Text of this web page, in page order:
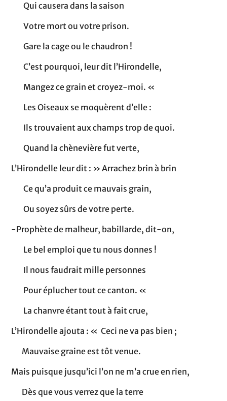
Qui causera dans la saison
Votre mort ou votre prison.
Gare la cage ou le chaudron !
C’est pourquoi, leur dit l’Hirondelle,
Mangez ce grain et croyez-moi. «
Les Oiseaux se moquèrent d’elle :
Ils trouvaient aux champs trop de quoi.
Quand la chènevière fut verte,
L’Hirondelle leur dit : » Arrachez brin à brin
Ce qu’a produit ce mauvais grain,
Ou soyez sûrs de votre perte.
-Prophète de malheur, babillarde, dit-on,
Le bel emploi que tu nous donnes !
Il nous faudrait mille personnes
Pour éplucher tout ce canton. «
La chanvre étant tout à fait crue,
L’Hirondelle ajouta : « Ceci ne va pas bien ;
Mauvaise graine est tôt venue.
Mais puisque jusqu’ici l’on ne m’a crue en rien,
Dès que vous verrez que la terre